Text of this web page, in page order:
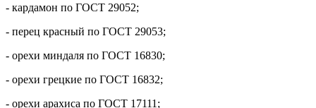
- кардамон по ГОСТ 29052;
- перец красный по ГОСТ 29053;
- орехи миндаля по ГОСТ 16830;
- орехи грецкие по ГОСТ 16832;
- орехи арахиса по ГОСТ 17111;